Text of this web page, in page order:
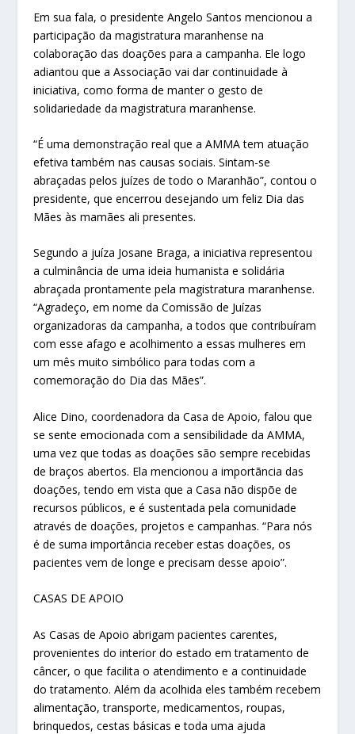
Em sua fala, o presidente Angelo Santos mencionou a
participação da magistratura maranhense na
colaboração das doações para a campanha. Ele logo
adiantou que a Associação vai dar continuidade à
iniciativa, como forma de manter o gesto de
solidariedade da magistratura maranhense.
“É uma demonstração real que a AMMA tem atuação
efetiva também nas causas sociais. Sintam-se
abraçadas pelos juízes de todo o Maranhão”, contou o
presidente, que encerrou desejando um feliz Dia das
Mães às mamães ali presentes.
Segundo a juíza Josane Braga, a iniciativa representou
a culminância de uma ideia humanista e solidária
abraçada prontamente pela magistratura maranhense.
“Agradeço, em nome da Comissão de Juízas
organizadoras da campanha, a todos que contribuíram
com esse afago e acolhimento a essas mulheres em
um mês muito simbólico para todas com a
comemoração do Dia das Mães”.
Alice Dino, coordenadora da Casa de Apoio, falou que
se sente emocionada com a sensibilidade da AMMA,
uma vez que todas as doações são sempre recebidas
de braços abertos. Ela mencionou a importãncia das
doações, tendo em vista que a Casa não dispõe de
recursos públicos, e é sustentada pela comunidade
através de doações, projetos e campanhas. “Para nós
é de suma importância receber estas doações, os
pacientes vem de longe e precisam desse apoio”.
CASAS DE APOIO
As Casas de Apoio abrigam pacientes carentes,
provenientes do interior do estado em tratamento de
câncer, o que facilita o atendimento e a continuidade
do tratamento. Além da acolhida eles também recebem
alimentação, transporte, medicamentos, roupas,
brinquedos, cestas básicas e toda uma ajuda